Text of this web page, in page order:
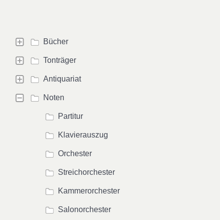
Bücher
Tonträger
Antiquariat
Noten
Partitur
Klavierauszug
Orchester
Streichorchester
Kammerorchester
Salonorchester